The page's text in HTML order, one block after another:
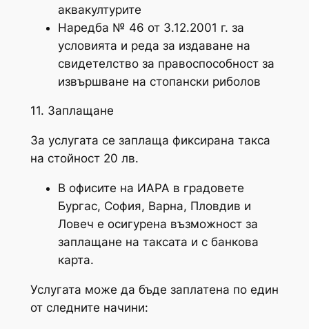
аквакултурите
Наредба № 46 от 3.12.2001 г. за
условията и реда за издаване на
свидетелство за правоспособност за
извършване на стопански риболов
11. Заплащане
За услугата се заплаща фиксирана такса
на стойност 20 лв.
В офисите на ИАРА в градовете
Бургас, София, Варна, Пловдив и
Ловеч е осигурена възможност за
заплащане на таксата и с банкова
карта.
Услугата може да бъде заплатена по един
от следните начини: